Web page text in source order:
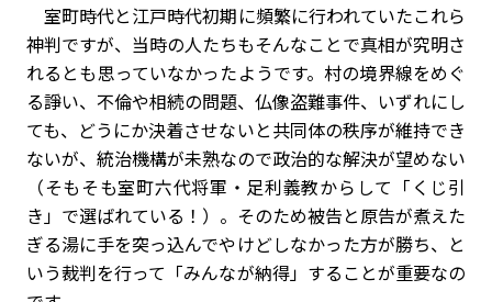
室町時代と江戸時代初期に頻繁に行われていたこれら
神判ですが、当時の人たちもそんなことで真相が究明さ
れるとも思っていなかったようです。村の境界線をめぐ
る諍い、不倫や相続の問題、仏像盗難事件、いずれにし
ても、どうにか決着させないと共同体の秩序が維持でき
ないが、統治機構が未熟なので政治的な解決が望めない
（そもそも室町六代将軍・足利義教からして「くじ引
き」で選ばれている！）。そのため被告と原告が煮えた
ぎる湯に手を突っ込んでやけどしなかった方が勝ち、と
いう裁判を行って「みんなが納得」することが重要なの